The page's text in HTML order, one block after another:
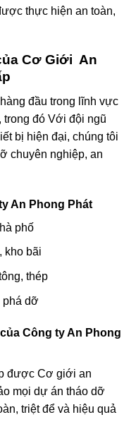
thực hiện an toàn,
Cơ Giới An
đầu trong lĩnh vực
trong đó Với đội ngũ
bị hiện đại, chúng tôi
chuyên nghiệp, an
An Phong Phát
phố
kho bãi
thép
phá dỡ
Công ty An Phong
được Cơ giới an
mọi dự án tháo dỡ
triệt để và hiệu quả